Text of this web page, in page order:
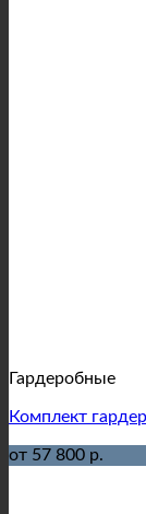
Гардеробные
Комплект
от 57 800 р.